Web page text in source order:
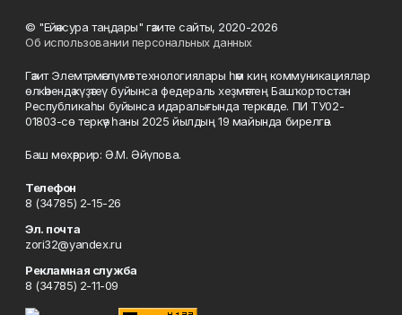
© "Ейәнсура таңдары" гәзите сайты, 2020-2026
Об использовании персональных данных
Гәзит Элемтә, мәғлүмәт технологиялары һәм киң коммуникациялар
өлкәһендә күҙәтеү буйынса федераль хеҙмәттең Башҡортостан
Республикаһы буйынса идаралығында теркәлде. ПИ ТУ02-
01803-сө теркәү һаны 2025 йылдың 19 майында бирелгән.
Баш мөхәррир: Ә.М. Әйүпова.
Телефон
8 (34785) 2-15-26
Эл. почта
zori32@yandex.ru
Рекламная служба
8 (34785) 2-11-09